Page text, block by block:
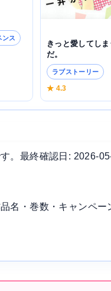
ンス
きっと愛してし
だ。
ラブストーリー
★ 4.3
。最終確認日: 2026-
名・巻数・キャンペー